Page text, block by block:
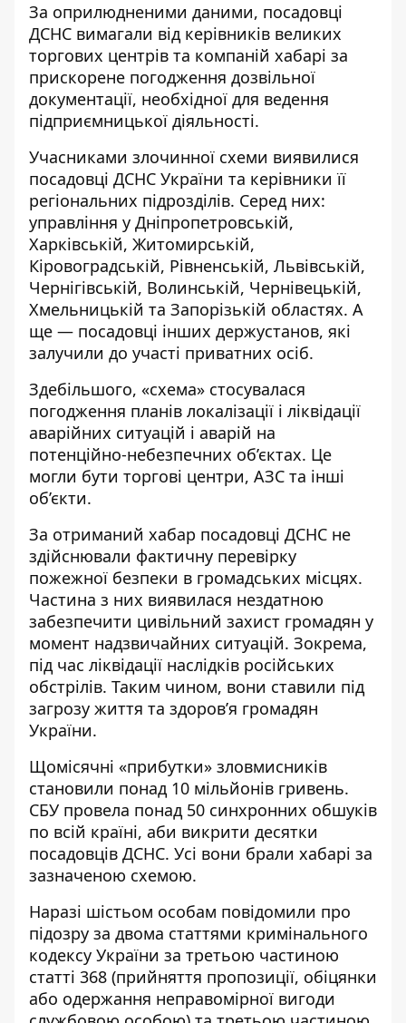
За оприлюдненими даними, посадовці
ДСНС вимагали від керівників великих
торгових центрів та компаній хабарі за
прискорене погодження дозвільної
документації, необхідної для ведення
підприємницької діяльності.
Учасниками злочинної схеми виявилися
посадовці ДСНС України та керівники її
регіональних підрозділів. Серед них:
управління у Дніпропетровській,
Харківській, Житомирській,
Кіровоградській, Рівненській, Львівській,
Чернігівській, Волинській, Чернівецькій,
Хмельницькій та Запорізькій областях. А
ще — посадовці інших держустанов, які
залучили до участі приватних осіб.
Здебільшого, «схема» стосувалася
погодження планів локалізації і ліквідації
аварійних ситуацій і аварій на
потенційно-небезпечних об’єктах. Це
могли бути торгові центри, АЗС та інші
об’єкти.
За отриманий хабар посадовці ДСНС не
здійснювали фактичну перевірку
пожежної безпеки в громадських місцях.
Частина з них виявилася нездатною
забезпечити цивільний захист громадян у
момент надзвичайних ситуацій. Зокрема,
під час ліквідації наслідків російських
обстрілів. Таким чином, вони ставили під
загрозу життя та здоров’я громадян
України.
Щомісячні «прибутки» зловмисників
становили понад 10 мільйонів гривень.
СБУ провела понад 50 синхронних обшуків
по всій країні, аби викрити десятки
посадовців ДСНС. Усі вони брали хабарі за
зазначеною схемою.
Наразі шістьом особам повідомили про
підозру за двома статтями кримінального
кодексу України за третьою частиною
статті 368 (прийняття пропозиції, обіцянки
або одержання неправомірної вигоди